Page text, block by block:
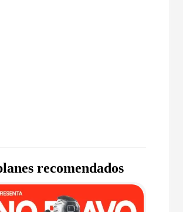
recomendados